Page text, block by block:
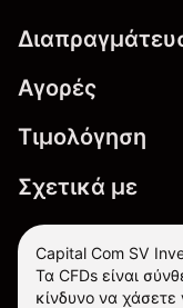
Αγορές
Τιμολόγηση
Σχετικά με
Capital Com SV
Τα CFDs είναι
κίνδυνο να